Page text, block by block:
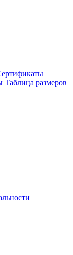
Таблица размеров